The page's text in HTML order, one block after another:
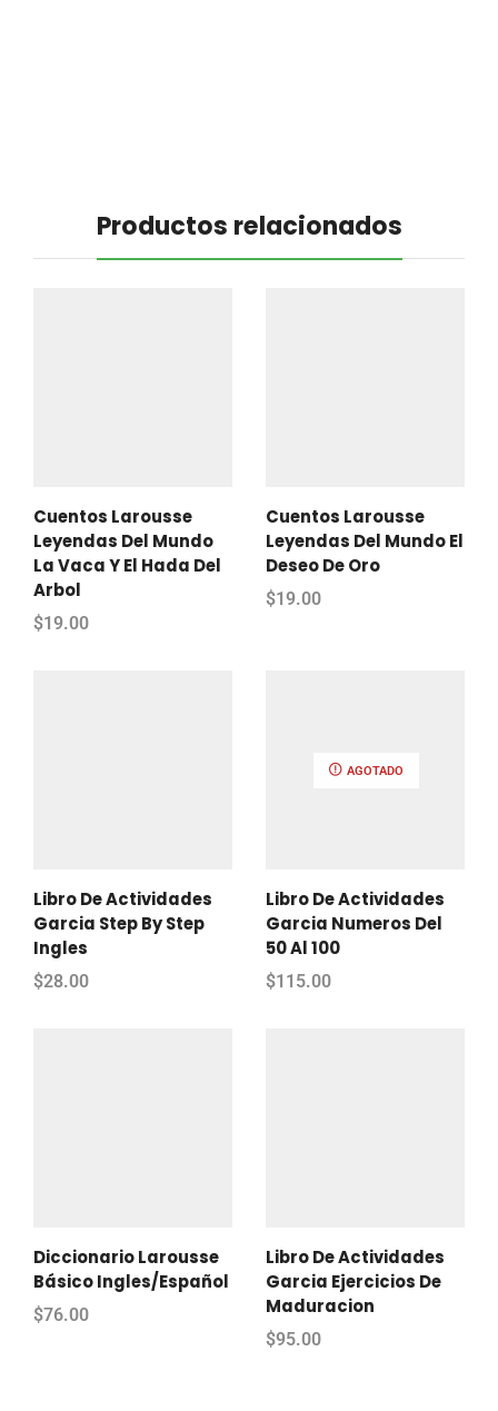
Productos relacionados
Cuentos Larousse
Leyendas Del Mundo
La Vaca Y El Hada Del
Arbol
$19.00
Cuentos Larousse
Leyendas Del Mundo El
Deseo De Oro
$19.00
Libro De Actividades
Garcia Step By Step
Ingles
$28.00
AGOTADO
Libro De Actividades
Garcia Numeros Del
50 Al 100
$115.00
Diccionario Larousse
Básico Ingles/Español
$76.00
Libro De Actividades
Garcia Ejercicios De
Maduracion
$95.00